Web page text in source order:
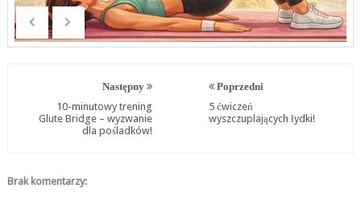
Następny
10-minutowy trening
Glute Bridge – wyzwanie
dla pośladków!
Poprzedni
5 ćwiczeń
wyszczuplających łydki!
Brak komentarzy: